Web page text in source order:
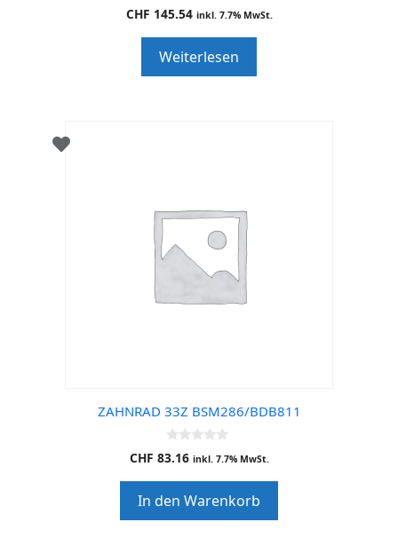
0
o
o
f
5
CHF 145.54 inkl. 7.7% MwSt.
Weiterlesen
ZAHNRAD 33Z BSM286/BDB811
0
o
o
f
5
CHF 83.16 inkl. 7.7% MwSt.
In den Warenkorb